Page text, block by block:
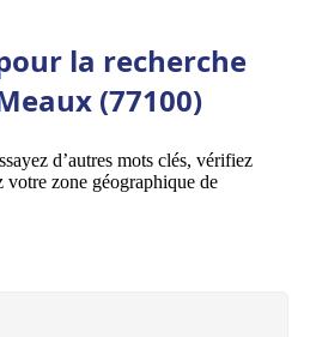
la recherche
(77100)
d’autres mots clés, vérifiez
votre zone géographique de